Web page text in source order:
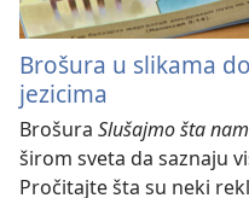
Brošura u slikama
jezicima
Brošura Slušajmo šta
širom sveta da saznaju
Pročitajte šta su neki